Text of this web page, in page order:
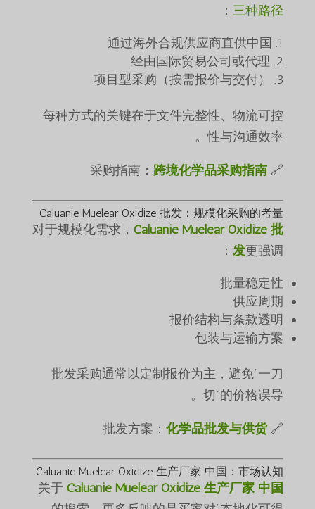
三种路径
：
通过海外合规供应商直供中国
经由国际贸易公司或代理
项目型采购（按需报价与交付）
每种方式的关键在于文件完整性、物流可控
性与沟通效率。
🔗 采购指南：
跨境化学品采购指南
Caluanie Muelear Oxidize 批发：规模化采购的考量
对于规模化需求，Caluanie Muelear Oxidize 批
发更强调：
批量稳定性
供应周期
报价结构与条款透明
包装与运输方案
批发采购通常以定制报价为主，避免“一刀
切”的价格误导。
🔗 批发方案：
化学品批发与供货
Caluanie Muelear Oxidize 生产厂家 中国：市场认知
关于Caluanie Muelear Oxidize 生产厂家 中国